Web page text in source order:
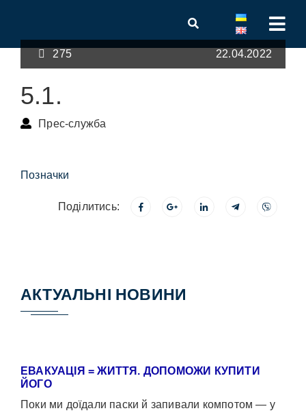
275 22.04.2022
5.1.
Прес-служба
Позначки
Поділитись:
АКТУАЛЬНІ НОВИНИ
ЕВАКУАЦІЯ = ЖИТТЯ. ДОПОМОЖИ КУПИТИ
ЙОГО
Поки ми доїдали паски й запивали компотом — у